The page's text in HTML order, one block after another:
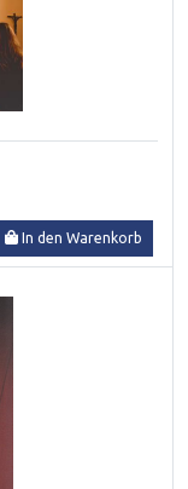
In den Warenkorb